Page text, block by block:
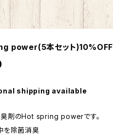
power(5本セット)10%OFF
shipping available
剤のHot spring powerです。
を除菌消臭